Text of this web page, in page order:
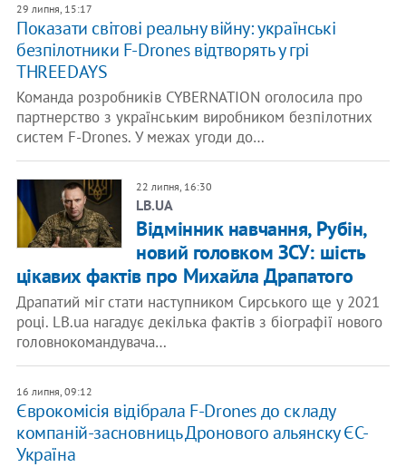
29 липня, 15:17
Показати світові реальну війну: українські
безпілотники F-Drones відтворять у грі
THREEDAYS
Команда розробників CYBERNATION оголосила про
партнерство з українським виробником безпілотних
систем F-Drones. У межах угоди до…
22 липня, 16:30
LB.UA
Відмінник навчання, Рубін,
новий головком ЗСУ: шість
цікавих фактів про Михайла Драпатого
Драпатий міг стати наступником Сирського ще у 2021
році. LB.ua нагадує декілька фактів з біографії нового
головнокомандувача…
16 липня, 09:12
Єврокомісія відібрала F-Drones до складу
компаній-засновниць Дронового альянску ЄС-
Україна